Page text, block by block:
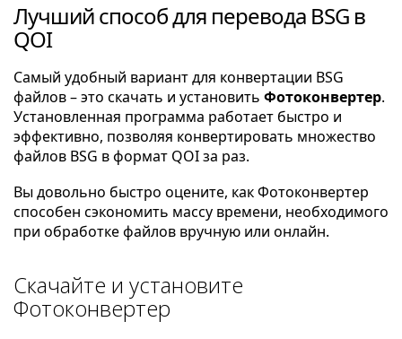
Лучший способ для перевода BSG в
QOI
Самый удобный вариант для конвертации BSG
файлов – это скачать и установить Фотоконвертер.
Установленная программа работает быстро и
эффективно, позволяя конвертировать множество
файлов BSG в формат QOI за раз.
Вы довольно быстро оцените, как Фотоконвертер
способен сэкономить массу времени, необходимого
при обработке файлов вручную или онлайн.
Скачайте и установите
Фотоконвертер